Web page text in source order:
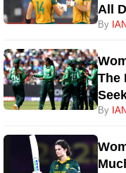
All
By
The
By